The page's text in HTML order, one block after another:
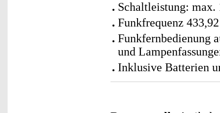
Schaltleistung: max.
Funkfrequenz
Funkfernbedienung
und
Inklusive Batterien